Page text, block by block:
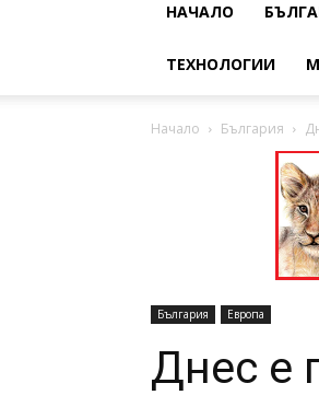
НАЧАЛО
ТЕХНОЛОГИИ
Начало България
България Европа
Днес е